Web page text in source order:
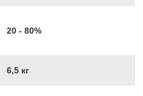
20 - 80%
6,5 кг